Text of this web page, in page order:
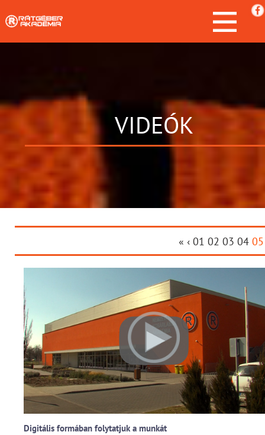
VIDEÓK
« ‹ 01 02 03 04 05
Digitális formában folytatjuk a munkát